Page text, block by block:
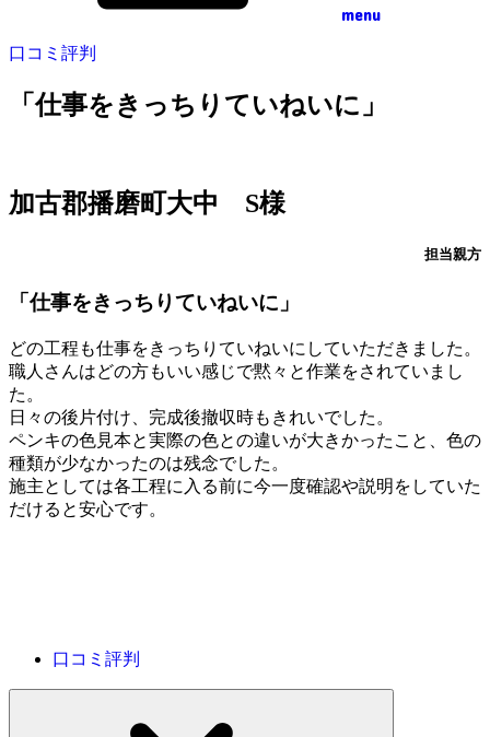
menu
口コミ評判
「仕事をきっちりていねいに」
加古郡播磨町大中 S様
担当親方
「仕事をきっちりていねいに」
どの工程も仕事をきっちりていねいにしていただきました。
職人さんはどの方もいい感じで黙々と作業をされていまし
た。
日々の後片付け、完成後撤収時もきれいでした。
ペンキの色見本と実際の色との違いが大きかったこと、色の
種類が少なかったのは残念でした。
施主としては各工程に入る前に今一度確認や説明をしていた
だけると安心です。
口コミ評判